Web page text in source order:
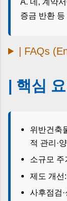
증금 반환
| FAQs
| 핵심
위반건축
적 관리·
소규모 주
제도 개선
사후점검